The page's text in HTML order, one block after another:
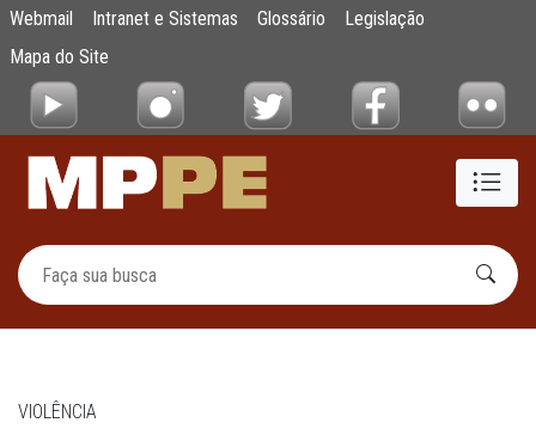
Pular para o Conteúdo principal
MPPE recomenda a entidades do futebol
Webmail Intranet e Sistemas Glossário
Legislação
Mapa do Site
VIOLÊNCIA